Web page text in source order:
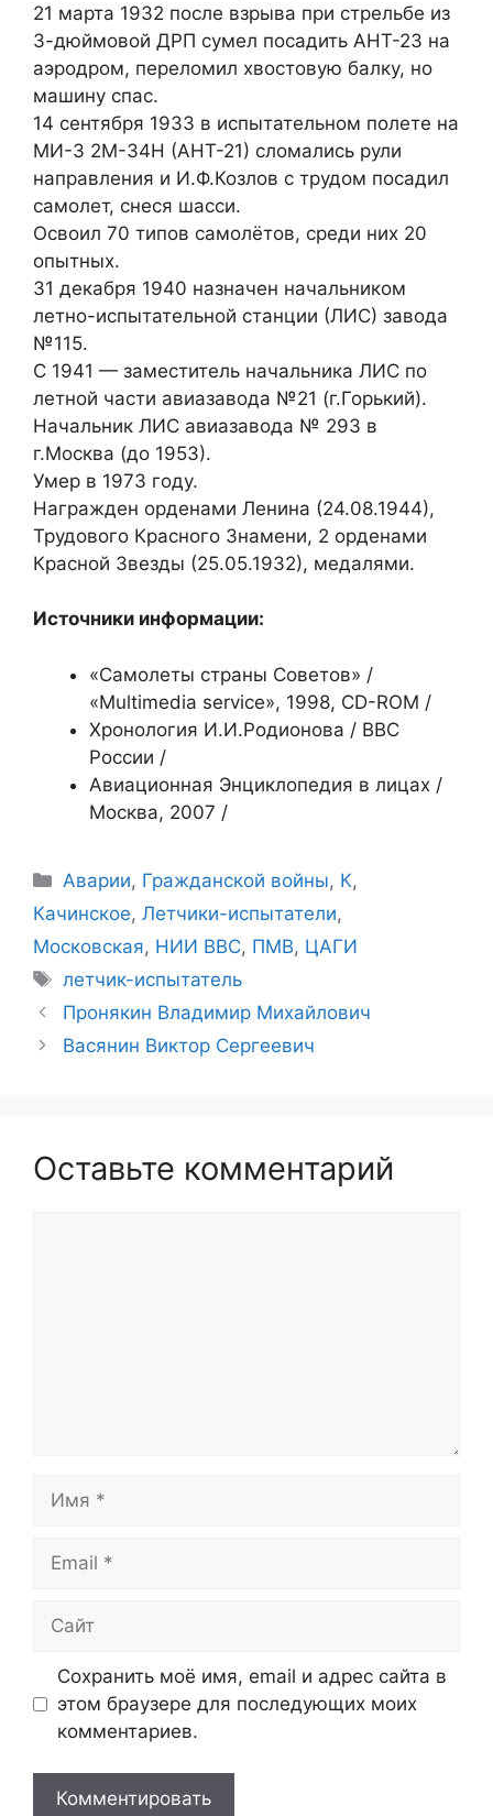
21 марта 1932 после взрыва при стрельбе из
3-дюймовой ДРП сумел посадить АНТ-23 на
аэродром, переломил хвостовую балку, но
машину спас.
14 сентября 1933 в испытательном полете на
МИ-3 2М-34Н (АНТ-21) сломались рули
направления и И.Ф.Козлов с трудом посадил
самолет, снеся шасси.
Освоил 70 типов самолётов, среди них 20
опытных.
31 декабря 1940 назначен начальником
летно-испытательной станции (ЛИС) завода
№115.
C 1941 — заместитель начальника ЛИС по
летной части авиазавода №21 (г.Горький).
Начальник ЛИС авиазавода № 293 в
г.Москва (до 1953).
Умер в 1973 году.
Награжден орденами Ленина (24.08.1944),
Трудового Красного Знамени, 2 орденами
Красной Звезды (25.05.1932), медалями.
Источники информации:
«Самолеты страны Советов» /
«Multimedia service», 1998, CD-ROM /
Хронология И.И.Родионова / ВВС
России /
Авиационная Энциклопедия в лицах /
Москва, 2007 /
Рубрики
Аварии, Гражданской войны, К,
Качинское, Летчики-испытатели,
Московская, НИИ ВВС, ПМВ, ЦАГИ
Метки
летчик-испытатель
Пронякин Владимир Михайлович
Васянин Виктор Сергеевич
Оставьте комментарий
Сохранить моё имя, email и адрес сайта в
этом браузере для последующих моих
комментариев.